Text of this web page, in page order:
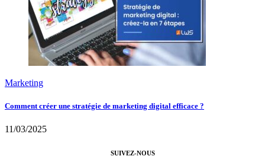
Marketing
Comment créer une stratégie de marketing digital efficace ?
11/03/2025
SUIVEZ-NOUS